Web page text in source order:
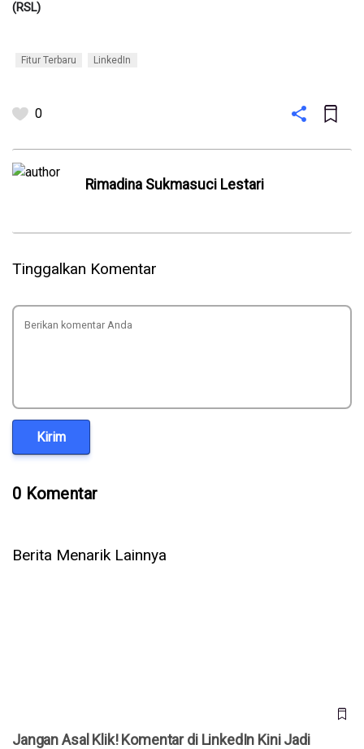
(RSL)
Fitur Terbaru LinkedIn
0
Rimadina Sukmasuci Lestari
Tinggalkan Komentar
Kirim
0 Komentar
Berita Menarik Lainnya
Jangan Asal Klik! Komentar di LinkedIn Kini Jadi